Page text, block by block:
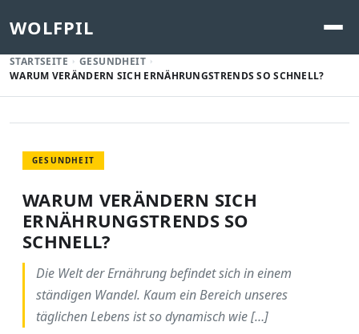
WOLFPIL
STARTSEITE
GESUNDHEIT
WARUM VERÄNDERN SICH ERNÄHRUNGSTRENDS SO SCHNELL?
GESUNDHEIT
WARUM VERÄNDERN SICH
ERNÄHRUNGSTRENDS SO
SCHNELL?
Die Welt der Ernährung befindet sich in einem
ständigen Wandel. Kaum ein Bereich unseres
täglichen Lebens ist so dynamisch wie […]